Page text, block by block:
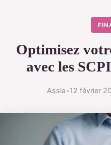
Optimisez
avec les
Assia•12 février